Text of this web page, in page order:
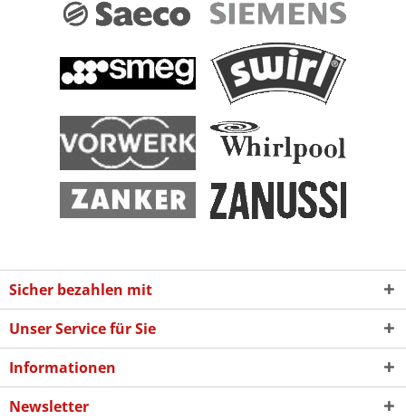
Sicher bezahlen mit
Unser Service für Sie
Informationen
Newsletter